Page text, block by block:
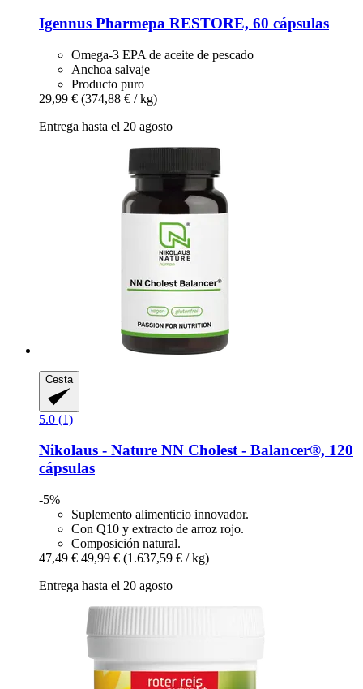
Igennus Pharmepa RESTORE, 60 cápsulas
Omega-3 EPA de aceite de pescado
Anchoa salvaje
Producto puro
29,99 € (374,88 € / kg)
Entrega hasta el 20 agosto
Cesta
5.0 (1)
Nikolaus - Nature NN Cholest -​ Balancer®, 120
cápsulas
-5%
Suplemento alimenticio innovador.
Con Q10 y extracto de arroz rojo.
Composición natural.
47,49 € 49,99 € (1.637,59 € / kg)
Entrega hasta el 20 agosto